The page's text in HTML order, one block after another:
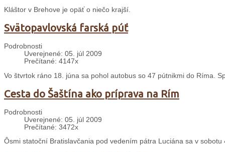
Kláštor v Brehove je opäť o niečo krajší.
Svätopavlovská farská púť
Podrobnosti
Uverejnené: 05. júl 2009
Prečítané: 4147x
Vo štvrtok ráno 18. júna sa pohol autobus so 47 pútnikmi do Ríma.
Cesta do Šaštína ako príprava na Rím
Podrobnosti
Uverejnené: 05. júl 2009
Prečítané: 3472x
Ôsmi statoční Bratislavčania pod vedením pátra Luciána sa v